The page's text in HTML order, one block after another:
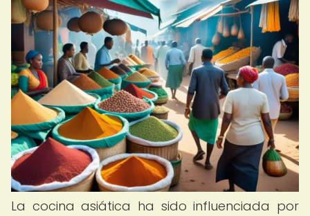
La cocina asiática ha sido influenciada por